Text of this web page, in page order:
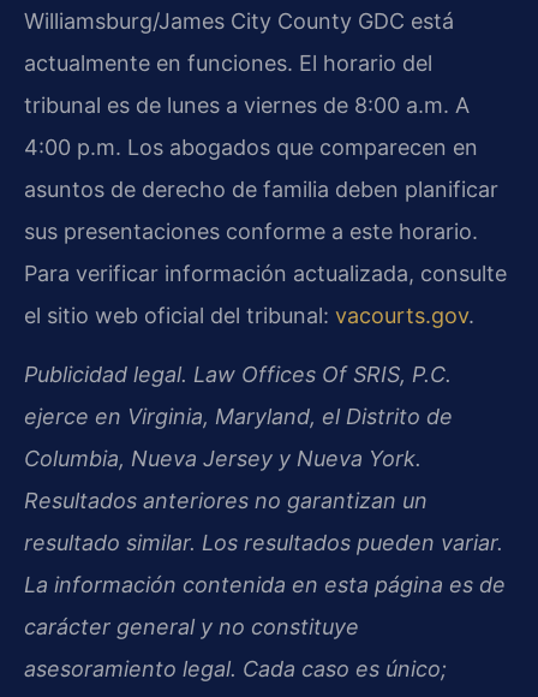
Williamsburg/James City County GDC está
actualmente en funciones. El horario del
tribunal es de lunes a viernes de 8:00 a.m. A
4:00 p.m. Los abogados que comparecen en
asuntos de derecho de familia deben planificar
sus presentaciones conforme a este horario.
Para verificar información actualizada, consulte
el sitio web oficial del tribunal: vacourts.gov.
Publicidad legal. Law Offices Of SRIS, P.C.
ejerce en Virginia, Maryland, el Distrito de
Columbia, Nueva Jersey y Nueva York.
Resultados anteriores no garantizan un
resultado similar. Los resultados pueden variar.
La información contenida en esta página es de
carácter general y no constituye
asesoramiento legal. Cada caso es único;